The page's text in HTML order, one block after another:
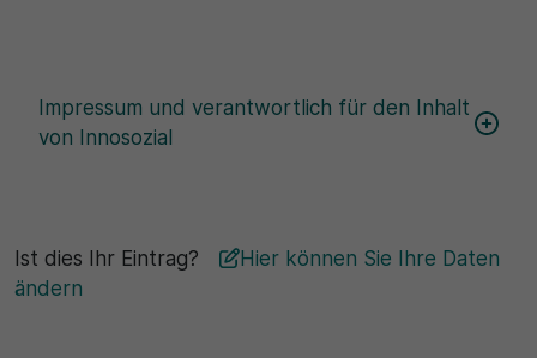
Impressum und verantwortlich für den Inhalt
von Innosozial
Ist dies Ihr Eintrag?
Hier können Sie Ihre Daten
ändern